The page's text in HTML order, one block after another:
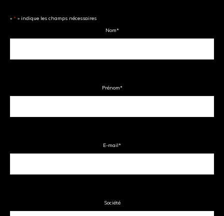
« * » indique les champs nécessaires
Nom*
Prénom*
E-mail*
Société